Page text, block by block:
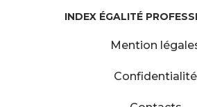
INDEX ÉGALITÉ
Mention
Confidentialité